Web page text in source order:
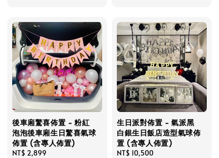
後車廂驚喜佈置 - 粉紅
泡泡後車廂生日驚喜氣球
佈置 (含專人佈置)
Regular
NT$ 2,899
生日派對佈置 - 氣派黑
白銀生日飯店造型氣球佈
置 (含專人佈置)
Regular
NT$ 10,500